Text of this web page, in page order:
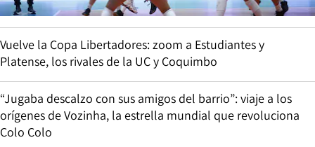
Vuelve la Copa Libertadores: zoom a Estudiantes y
Platense, los rivales de la UC y Coquimbo
“Jugaba descalzo con sus amigos del barrio”: viaje a los
orígenes de Vozinha, la estrella mundial que revoluciona
Colo Colo